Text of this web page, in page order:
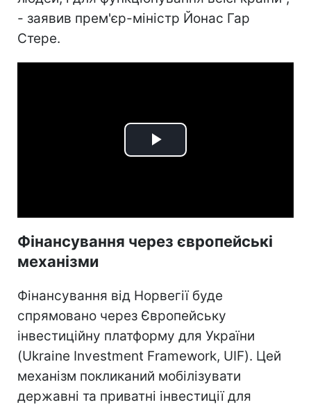
- заявив прем'єр-міністр Йонас Гар
Стере.
Play
Фінансування через європейські
механізми
Фінансування від Норвегії буде
спрямовано через Європейську
інвестиційну платформу для України
(Ukraine Investment Framework, UIF). Цей
механізм покликаний мобілізувати
державні та приватні інвестиції для